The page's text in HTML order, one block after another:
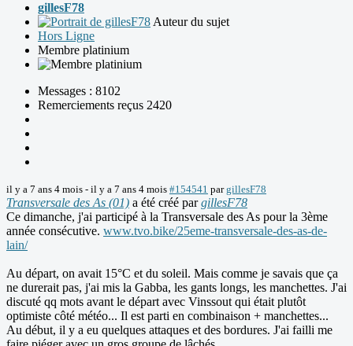
gillesF78
Auteur du sujet
Hors Ligne
Membre platinium
Messages : 8102
Remerciements reçus 2420
il y a 7 ans 4 mois - il y a 7 ans 4 mois #154541 pargillesF78
Transversale des As (01) a été créé pargillesF78
Ce dimanche, j'ai participé à la Transversale des As pour la 3ème
année consécutive. www.tvo.bike/25eme-transversale-des-as-de-
lain/
Au départ, on avait 15°C et du soleil. Mais comme je savais que ça
ne durerait pas, j'ai mis la Gabba, les gants longs, les manchettes. J'ai
discuté qq mots avant le départ avec Vinssout qui était plutôt
optimiste côté météo... Il est parti en combinaison + manchettes...
Au début, il y a eu quelques attaques et des bordures. J'ai failli me